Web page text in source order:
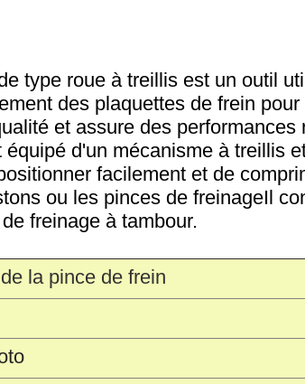
type roue à treillis est un outil
des plaquettes de frein
et assure des
d'un mécanisme à treillis
facilement et de
ou les pinces de freinageIl
freinage à tambour.
la pince de frein